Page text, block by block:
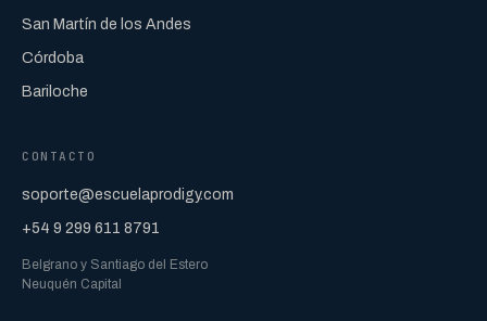
San Martín de los Andes
Córdoba
Bariloche
CONTACTO
soporte@escuelaprodigy.com
+54 9 299 611 8791
Belgrano y Santiago del Estero
Neuquén Capital